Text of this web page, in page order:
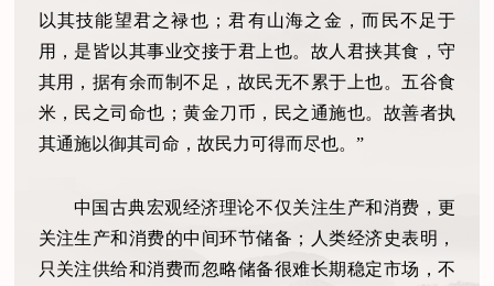
以其技能望君之禄也；君有山海之金，而民不足于
用，是皆以其事业交接于君上也。故人君挟其食，守
其用，据有余而制不足，故民无不累于上也。五谷食
米，民之司命也；黄金刀币，民之通施也。故善者执
其通施以御其司命，故民力可得而尽也。”
中国古典宏观经济理论不仅关注生产和消费，更
关注生产和消费的中间环节储备；人类经济史表明，
只关注供给和消费而忽略储备很难长期稳定市场，不